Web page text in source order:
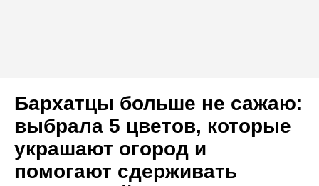
Бархатцы больше не сажаю:
выбрала 5 цветов, которые
украшают огород и
помогают сдерживать